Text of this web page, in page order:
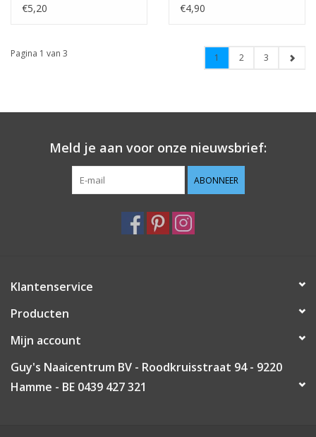
€5,20
€4,90
Pagina 1 van 3 1 2 3
Meld je aan voor onze nieuwsbrief:
ABONNEER
Klantenservice
Producten
Mijn account
Guy's Naaicentrum BV - Roodkruisstraat 94 - 9220
Hamme - BE 0439 427 321